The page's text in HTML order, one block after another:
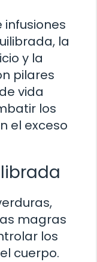
la
y la
pilares
vida
los
el exceso
magras
los
cuerpo.